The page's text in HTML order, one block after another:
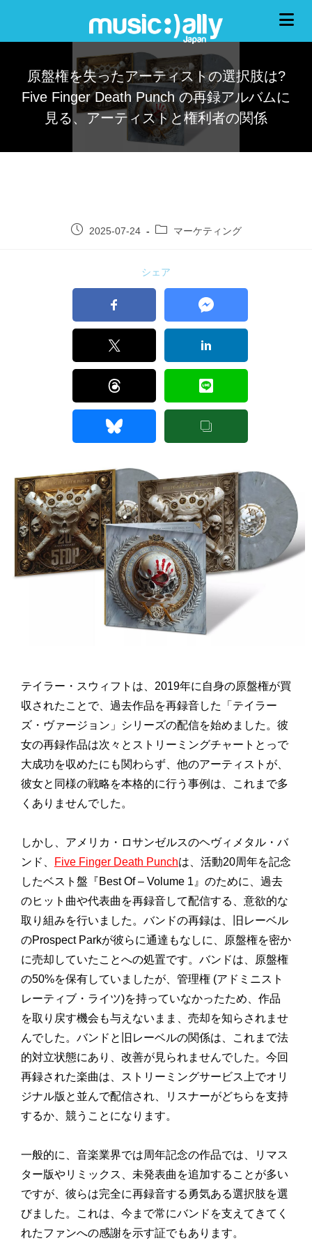
原盤権を失ったアーティストの選択肢は?
Five Finger Death Punch の再録アルバムに
見る、アーティストと権利者の関係
2025-07-24 マーケティング
シェア
テイラー・スウィフトは、2019年に自身の原盤権が買
収されたことで、過去作品を再録音した「テイラー
ズ・ヴァージョン」シリーズの配信を始めました。彼
女の再録作品は次々とストリーミングチャートとっで
大成功を収めたにも関わらず、他のアーティストが、
彼女と同様の戦略を本格的に行う事例は、これまで多
くありませんでした。
しかし、アメリカ・ロサンゼルスのヘヴィメタル・バ
ンド、
Five Finger Death Punchは、活動20周年を記念
したベスト盤『Best Of – Volume 1』のために、過去
のヒット曲や代表曲を再録音して配信する、意欲的な
取り組みを行いました。バンドの再録は、旧レーベル
のProspect Parkが彼らに通達もなしに、原盤権を密か
に売却していたことへの処置です。バンドは、原盤権
の50%を保有していましたが、管理権 (アドミニスト
レーティブ・ライツ)を持っていなかったため、作品
を取り戻す機会も与えないまま、売却を知らされませ
んでした。バンドと旧レーベルの関係は、これまで法
的対立状態にあり、改善が見られませんでした。今回
再録された楽曲は、ストリーミングサービス上でオリ
ジナル版と並んで配信され、リスナーがどちらを支持
するか、競うことになります。
一般的に、音楽業界では周年記念の作品では、リマス
ター版やリミックス、未発表曲を追加することが多い
ですが、彼らは完全に再録音する勇気ある選択肢を選
びました。これは、今まで常にバンドを支えてきてく
れたファンへの感謝を示す証でもあります。